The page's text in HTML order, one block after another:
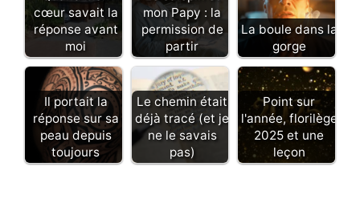
cœur savait la
réponse avant
moi
mon Papy : la
permission de
partir
La boule dans la
gorge
Il portait la
réponse sur sa
peau depuis
toujours
Le chemin était
déjà tracé (et je
ne le savais
pas)
Point sur
l'année, florilège
2025 et une
leçon